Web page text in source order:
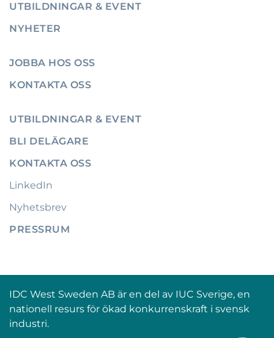
UTBILDNINGAR & EVENT
NYHETER
JOBBA HOS OSS
KONTAKTA OSS
UTBILDNINGAR & EVENT
BLI DELÄGARE
KONTAKTA OSS
LinkedIn
Nyhetsbrev
PRESSRUM
IDC West Sweden AB är en del av IUC Sverige, en
nationell resurs för ökad konkurrenskraft i svensk
industri.